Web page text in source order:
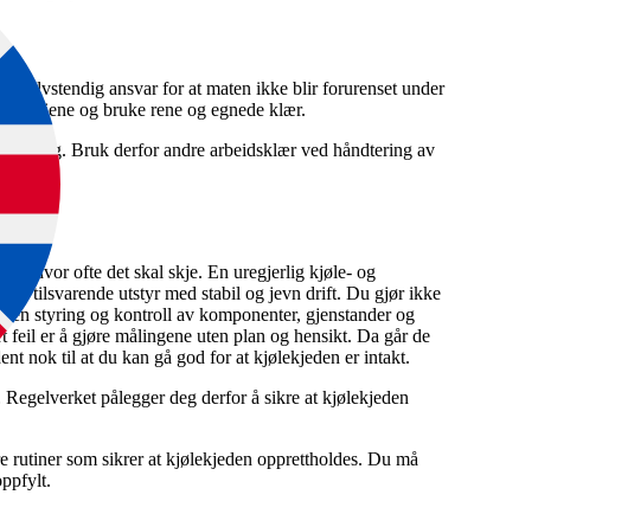
selvstendig ansvar for at maten ikke blir forurenset under
hygiene og bruke rene og egnede klær.
Bruk derfor andre arbeidsklær ved håndtering av
og hvor ofte det skal skje. En uregjerlig kjøle- og
tilsvarende utstyr med stabil og jevn drift. Du gjør ikke
styring og kontroll av komponenter, gjenstander og
er å gjøre målingene uten plan og hensikt. Da går de
nok til at du kan gå god for at kjølekjeden er intakt.
pålegger deg derfor å sikre at kjølekjeden
rutiner som sikrer at kjølekjeden opprettholdes. Du må